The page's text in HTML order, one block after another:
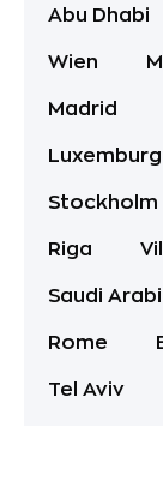
Abu Dhabi
Wien
Madrid
Luxemburg
Stockholm
Riga
Saudi
Rome
Tel Aviv